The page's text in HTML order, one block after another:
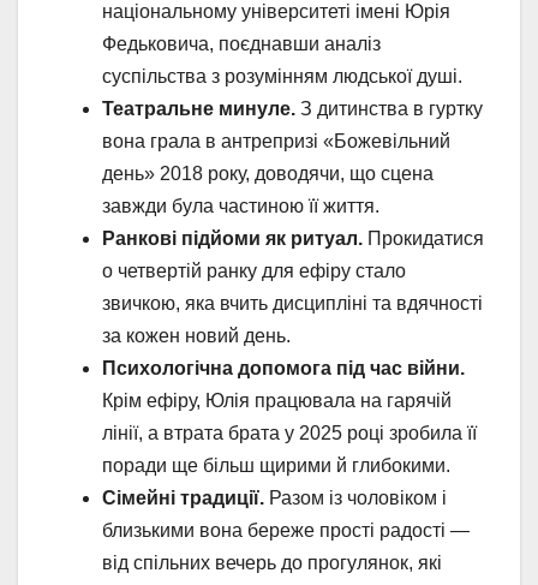
національному університеті імені Юрія
Федьковича, поєднавши аналіз
суспільства з розумінням людської душі.
Театральне минуле. З дитинства в гуртку
вона грала в антрепризі «Божевільний
день» 2018 року, доводячи, що сцена
завжди була частиною її життя.
Ранкові підйоми як ритуал. Прокидатися
о четвертій ранку для ефіру стало
звичкою, яка вчить дисципліні та вдячності
за кожен новий день.
Психологічна допомога під час війни.
Крім ефіру, Юлія працювала на гарячій
лінії, а втрата брата у 2025 році зробила її
поради ще більш щирими й глибокими.
Сімейні традиції. Разом із чоловіком і
близькими вона береже прості радості —
від спільних вечерь до прогулянок, які